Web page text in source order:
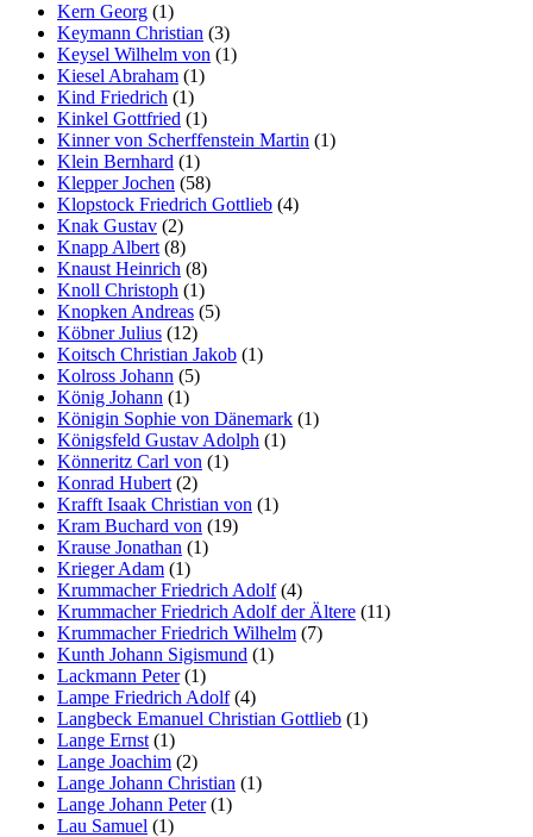
Kern Georg (1)
Keymann Christian (3)
Keysel Wilhelm von (1)
Kiesel Abraham (1)
Kind Friedrich (1)
Kinkel Gottfried (1)
Kinner von Scherffenstein Martin (1)
Klein Bernhard (1)
Klepper Jochen (58)
Klopstock Friedrich Gottlieb (4)
Knak Gustav (2)
Knapp Albert (8)
Knaust Heinrich (8)
Knoll Christoph (1)
Knopken Andreas (5)
Köbner Julius (12)
Koitsch Christian Jakob (1)
Kolross Johann (5)
König Johann (1)
Königin Sophie von Dänemark (1)
Königsfeld Gustav Adolph (1)
Könneritz Carl von (1)
Konrad Hubert (2)
Krafft Isaak Christian von (1)
Kram Buchard von (19)
Krause Jonathan (1)
Krieger Adam (1)
Krummacher Friedrich Adolf(4)
Krummacher Friedrich Adolf der Ältere (11)
Krummacher Friedrich Wilhelm (7)
Kunth Johann Sigismund (1)
Lackmann Peter(1)
Lampe Friedrich Adolf(4)
Langbeck Emanuel Christian Gottlieb (1)
Lange Ernst (1)
Lange Joachim (2)
Lange Johann Christian (1)
Lange Johann Peter(1)
Lau Samuel (1)